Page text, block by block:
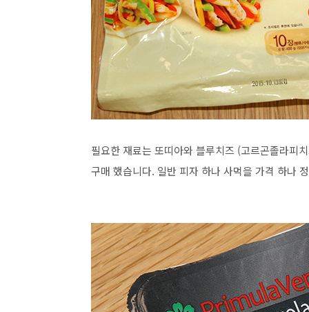
필요한 재료는 또띠아와 블루치즈 (고르곤졸라피
구매 했습니다. 일반 피자 하나 사먹을 가격 하나